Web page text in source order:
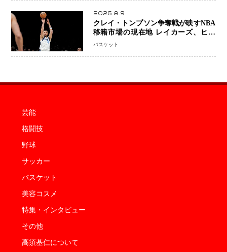
2026.8.9
クレイ・トンプソン争奪戦が映すNBA
移籍市場の現在地 レイカーズ、ヒー
トが注目する36歳の名シューターをマ
バスケット
芸能
格闘技
野球
サッカー
バスケット
美容コスメ
特集・インタビュー
その他
高須基仁について